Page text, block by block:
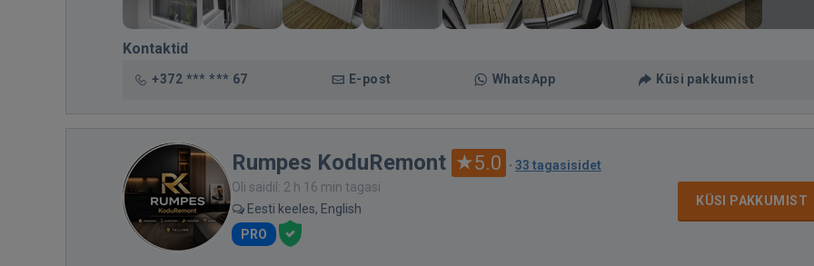
Kontaktid
+372 *** *** 67 E-post WhatsApp Küsi pakkumist
Rumpes KoduRemont 5.0 · 33 tagasisidet
Oli saidil: 2 h 16 min tagasi
Eesti keeles, English
PRO
KÜSI PAKKUMIST